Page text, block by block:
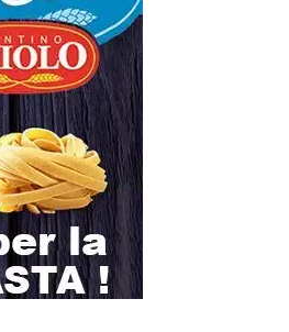
G V
4 5
11 12
18 19
25 26